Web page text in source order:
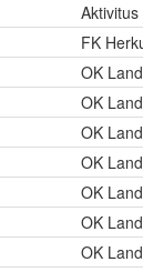
FK
OK
OK
OK
OK
OK
OK
OK